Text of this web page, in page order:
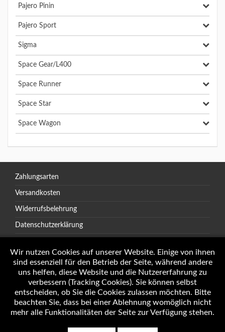
Pajero Pinin
Pajero Sport
Sigma
Space Gear/L400
Space Runner
Space Star
Space Wagon
Zahlungsarten
Versandkosten
Widerrufsbelehrung
Datenschutzerklärung
Öffnungszeiten
Impressum
Wir nutzen Cookies auf unserer Website. Einige von ihnen
sind essenziell für den Betrieb der Seite, während andere
uns helfen, diese Website und die Nutzererfahrung zu
verbessern (Tracking Cookies). Sie können selbst
entscheiden, ob Sie die Cookies zulassen möchten. Bitte
beachten Sie, dass bei einer Ablehnung womöglich nicht
mehr alle Funktionalitäten der Seite zur Verfügung stehen.